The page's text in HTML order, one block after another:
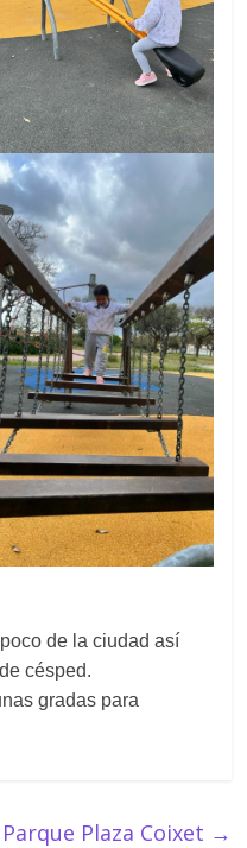
de la ciudad así
césped.
gradas para
Parque Plaza Coixet →